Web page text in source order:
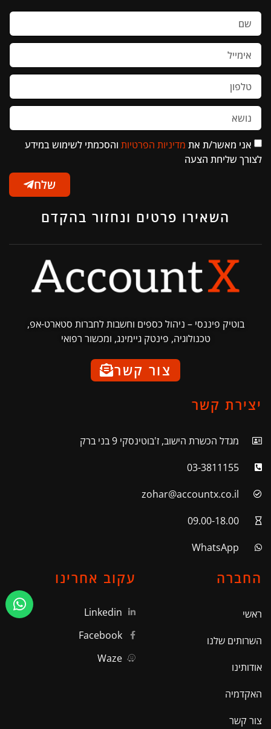
אני מאשר/ת את מדיניות הפרטיות והסכמתי לשימוש במידע
לצורך שליחת הצעה
שלח
השאירו פרטים ונחזור בהקדם
בוטיק פיננסי – ניהול כספים וחשבות לחברות סטארט-אפ,
טכנולוגיה, פינטק גיימינג, ומכשור רפואי
צור קשר
יצירת קשר
מגדל הכשרת הישוב, ז'בוטינסקי 9 בני ברק
03-3811155
zohar@accountx.co.il
09.00-18.00
WhatsApp
החברה
ראשי
השרותים שלנו
אודותינו
האקדמיה
צור קשר
עקוב אחרינו
Linkedin
Facebook
Waze